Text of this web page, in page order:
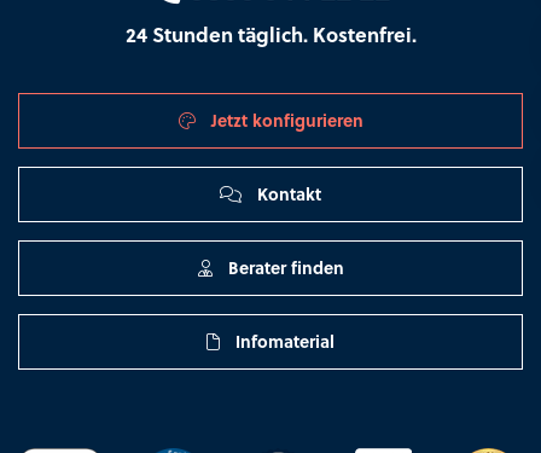
24 Stunden täglich. Kostenfrei.
Jetzt konfigurieren
Kontakt
Berater finden
Infomaterial